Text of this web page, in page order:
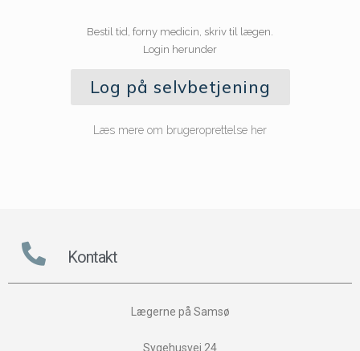
Bestil tid, forny medicin, skriv til lægen.
Login herunder
Log på selvbetjening
Læs mere om brugeroprettelse her
Kontakt
Lægerne på Samsø
Sygehusvej 24